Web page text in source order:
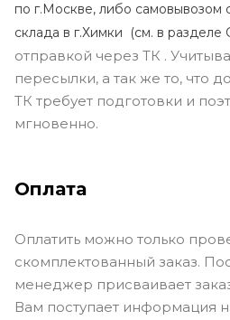
по г.Москве, либо самовывозом
склада в г.Химки (см. в разделе
отправкой через ТК .
пересылки, а так же то, что
ТК требует подготовки и
мгновенно.
Оплата
Оплатить можно только
скомплектованный заказ.
менеджер присваивает
Вам поступает информация